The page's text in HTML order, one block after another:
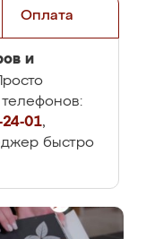
Оплата
и
24-01,
быстро